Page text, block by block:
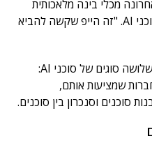
מכלי בינה מלאכותית
שמשמשים ככלי עזר לארגונים לסוכני AI. "זה הייפ שקשה להביא
עם זאת, הוא ציין שהעולם הולך לשלושה סוגים של סוכני AI:
שמציעות אותם,
סוכנים וסנכרון בין סוכנים.